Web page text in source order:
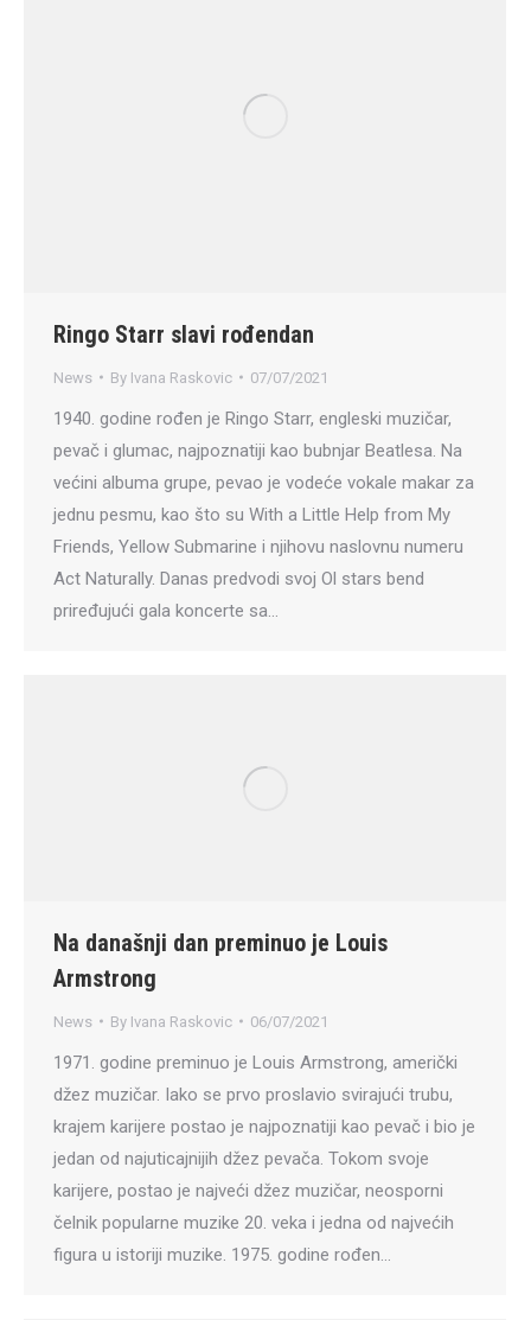
Ringo Starr slavi rođendan
News By Ivana Raskovic 07/07/2021
1940. godine rođen je Ringo Starr, engleski muzičar,
pevač i glumac, najpoznatiji kao bubnjar Beatlesa. Na
većini albuma grupe, pevao je vodeće vokale makar za
jednu pesmu, kao što su With a Little Help from My
Friends, Yellow Submarine i njihovu naslovnu numeru
Act Naturally. Danas predvodi svoj Ol stars bend
priređujući gala koncerte sa…
Na današnji dan preminuo je Louis
Armstrong
News By Ivana Raskovic 06/07/2021
1971. godine preminuo je Louis Armstrong, američki
džez muzičar. Iako se prvo proslavio svirajući trubu,
krajem karijere postao je najpoznatiji kao pevač i bio je
jedan od najuticajnijih džez pevača. Tokom svoje
karijere, postao je najveći džez muzičar, neosporni
čelnik popularne muzike 20. veka i jedna od najvećih
figura u istoriji muzike. 1975. godine rođen…